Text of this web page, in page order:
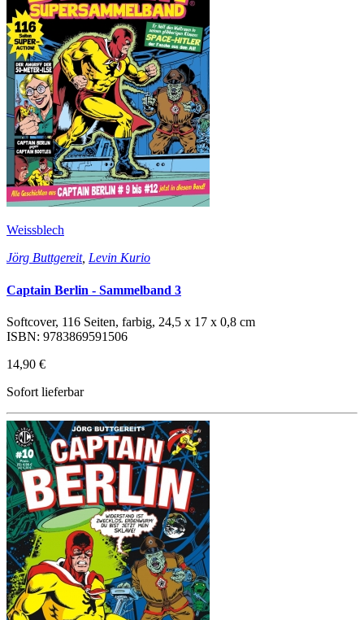
Weissblech
Jörg Buttgereit, Levin Kurio
Captain Berlin - Sammelband 3
Softcover, 116 Seiten, farbig, 24,5 x 17 x 0,8 cm
ISBN: 9783869591506
14,90 €
Sofort lieferbar